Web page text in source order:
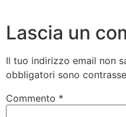
Lascia un
Il tuo indirizzo email non
obbligatori sono
Commento *